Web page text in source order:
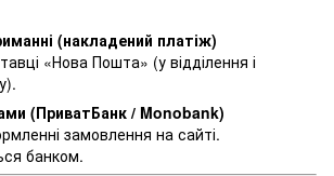
(накладений платіж)
«Нова Пошта» (у відділення і
(ПриватБанк / Monobank)
замовлення на сайті.
банком.